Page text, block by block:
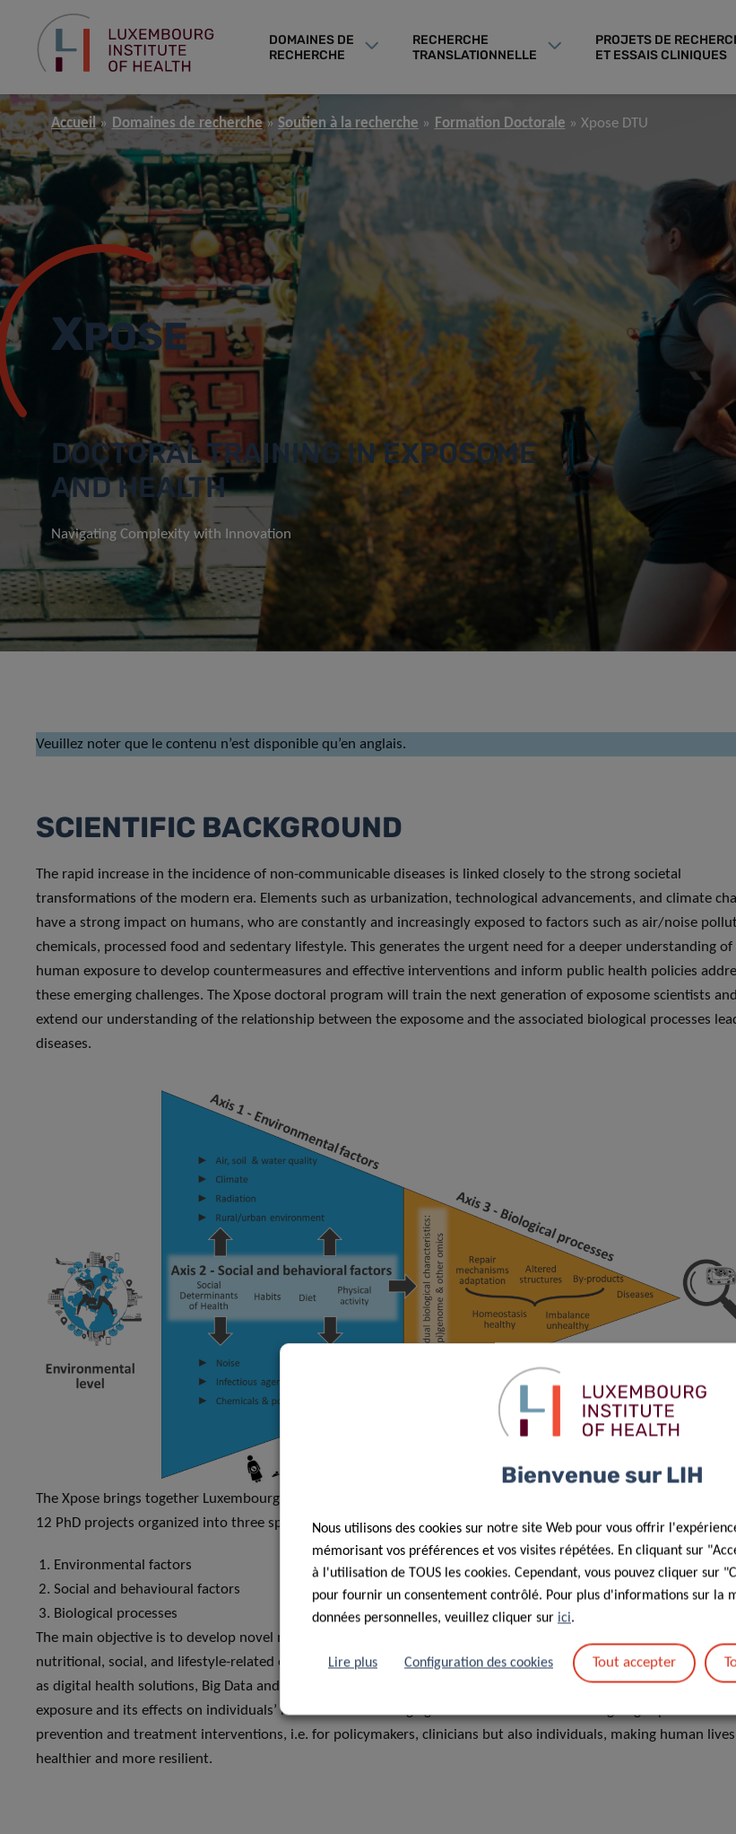
DOMAINES DE
RECHERCHE
RECHERCHE
TRANSLATIONNELLE
PROJETS DE
ET ESSAIS CLINIQUES
Accueil Domaines de recherche Soutien à la recherche Formation Doctorale Xpose DTU
XPOSE
DOCTORAL TRAINING IN EXPOSOME
AND HEALTH
Navigating Complexity with Innovation
Veuillez noter que le contenu n’est disponible qu’en anglais.
SCIENTIFIC BACKGROUND
The rapid increase in the incidence of non-communicable diseases is linked closely to the strong societal
transformations of the modern era. Elements such as urbanization, technological advancements, and climate
have a strong impact on humans, who are constantly and increasingly exposed to factors such as air/noise
chemicals, processed food and sedentary lifestyle. This generates the urgent need for a deeper understanding of
human exposure to develop countermeasures and effective interventions and inform public health policies
these emerging challenges. The Xpose doctoral program will train the next generation of exposome scientists and
extend our understanding of the relationship between the exposome and the associated biological processes
diseases.
The Xpose brings together Luxembourg experts jointly collaborating on exposome research programmes
12 PhD projects organized into three specific research axes:
Environmental factors
Social and behavioural factors
Biological processes
The main objective is to develop novel methodologies for a holistic analysis of the impact of environmental,
nutritional, social, and lifestyle-related exposures on health. Taking advantage of new technological
as digital health solutions, Big Data and AI, Xpose will put a particular focus on modifiable factors that can
exposure and its effects on individuals’ health. The knowledge gained will translate into designing exposome-
prevention and treatment interventions, i.e. for policymakers, clinicians but also individuals, making human lives
healthier and more resilient.
Bienvenue sur LIH
Nous utilisons des cookies sur notre site Web pour vous offrir
mémorisant vos préférences et vos visites répétées. En cliquant sur
à l'utilisation de TOUS les cookies. Cependant, vous pouvez cliquer sur
pour fournir un consentement contrôlé. Pour plus d'informations sur la
données personnelles, veuillez cliquer sur ici.
Lire plus Configuration des cookies Tout accepter